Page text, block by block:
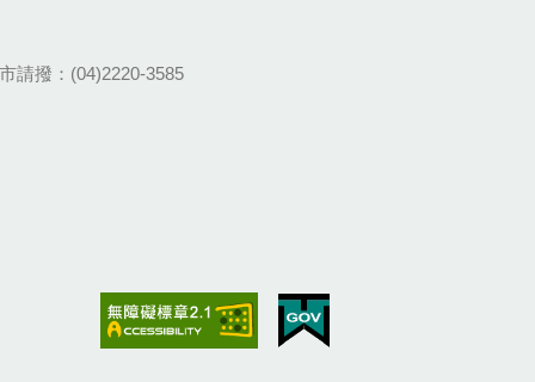
請撥：(04)2220-3585